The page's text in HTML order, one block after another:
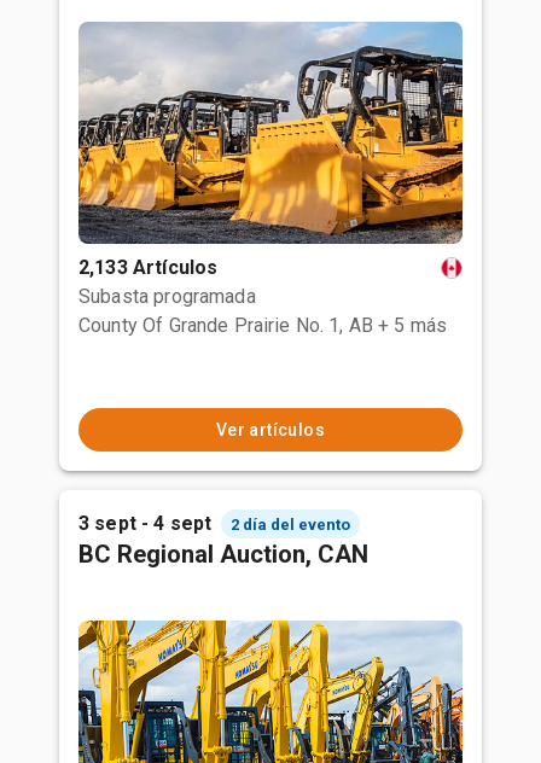
2,133 Artículos
Subasta programada
County Of Grande Prairie No. 1, AB + 5 más
Ver artículos
3 sept - 4 sept 2 día del evento
BC Regional Auction, CAN